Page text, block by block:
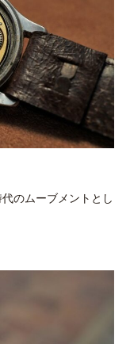
のムーブメントとし